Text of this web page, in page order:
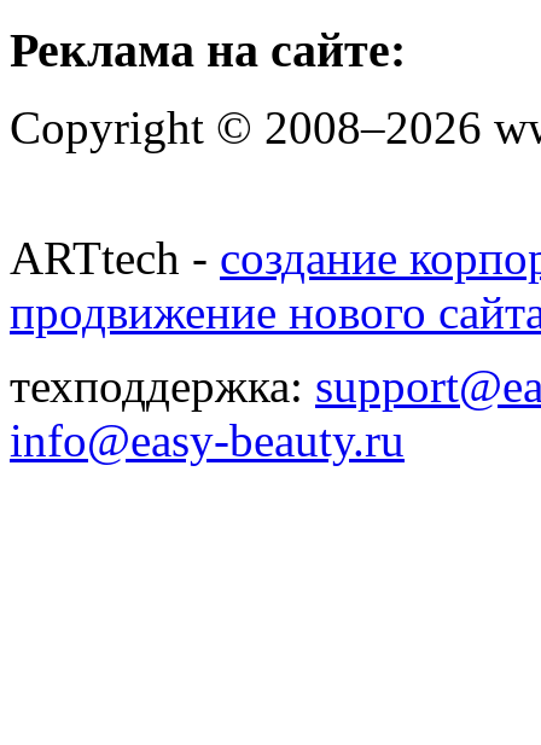
Реклама на сайте:
Copyright © 2008–2026
ARTtech - создание
продвижение нового
техподдержка:
info@easy-beauty.ru